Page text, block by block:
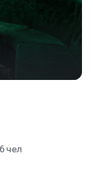
чел